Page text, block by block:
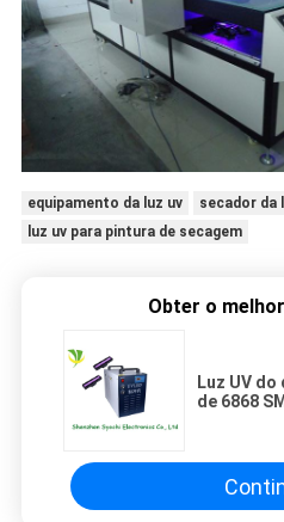
equipamento da luz uv
secador da
luz uv para pintura de secagem
Obter o
Luz UV
de 6868